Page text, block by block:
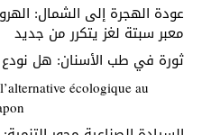
عودة الهجرة إلى الشمال:
معبر سبتة لغز يتكرر من جديد
ثورة في طب الأسنان: هل نودع
écologique au